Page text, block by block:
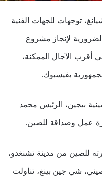
توجهات للجهات الفنية
لإنجاز مشروع
الآجال الممكنة،
بفيسبوك.
بيجين، الرئيس محمد
عمل وصداقة للصين.
للصين من مدينة تشنغدو،
شي جين بينغ، تناولت